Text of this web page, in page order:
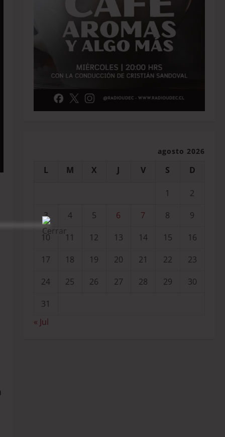
agosto 2026
L M X J V S D
1
2
3
4 5 6 7 8
9
10
11 12 13 14 15
16
17
18 19 20 21 22
23
24
25 26 27 28 29
30
31
« Jul